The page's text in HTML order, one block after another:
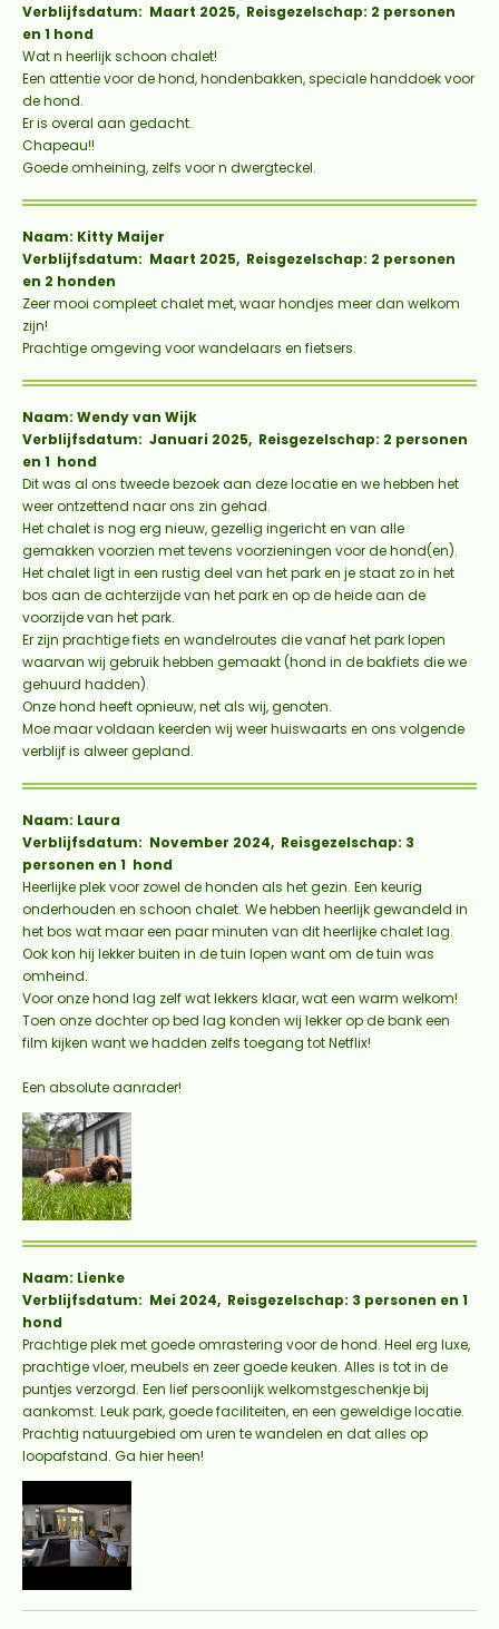
Verblijfsdatum: Maart 2025, Reisgezelschap: 2 personen
en 1 hond
Wat n heerlijk schoon chalet!
Een attentie voor de hond, hondenbakken, speciale handdoek voor
de hond.
Er is overal aan gedacht.
Chapeau!!
Goede omheining, zelfs voor n dwergteckel.
Naam: Kitty Maijer
Verblijfsdatum: Maart 2025, Reisgezelschap: 2 personen
en 2 honden
Zeer mooi compleet chalet met, waar hondjes meer dan welkom
zijn!
Prachtige omgeving voor wandelaars en fietsers.
Naam: Wendy van Wijk
Verblijfsdatum: Januari 2025, Reisgezelschap: 2 personen
en 1 hond
Dit was al ons tweede bezoek aan deze locatie en we hebben het
weer ontzettend naar ons zin gehad.
Het chalet is nog erg nieuw, gezellig ingericht en van alle
gemakken voorzien met tevens voorzieningen voor de hond(en).
Het chalet ligt in een rustig deel van het park en je staat zo in het
bos aan de achterzijde van het park en op de heide aan de
voorzijde van het park.
Er zijn prachtige fiets en wandelroutes die vanaf het park lopen
waarvan wij gebruik hebben gemaakt (hond in de bakfiets die we
gehuurd hadden).
Onze hond heeft opnieuw, net als wij, genoten.
Moe maar voldaan keerden wij weer huiswaarts en ons volgende
verblijf is alweer gepland.
Naam: Laura
Verblijfsdatum: November 2024, Reisgezelschap: 3
personen en 1 hond
Heerlijke plek voor zowel de honden als het gezin. Een keurig
onderhouden en schoon chalet. We hebben heerlijk gewandeld in
het bos wat maar een paar minuten van dit heerlijke chalet lag.
Ook kon hij lekker buiten in de tuin lopen want om de tuin was
omheind.
Voor onze hond lag zelf wat lekkers klaar, wat een warm welkom!
Toen onze dochter op bed lag konden wij lekker op de bank een
film kijken want we hadden zelfs toegang tot Netflix!
Een absolute aanrader!
Naam: Lienke
Verblijfsdatum: Mei 2024, Reisgezelschap: 3 personen en 1
hond
Prachtige plek met goede omrastering voor de hond. Heel erg luxe,
prachtige vloer, meubels en zeer goede keuken. Alles is tot in de
puntjes verzorgd. Een lief persoonlijk welkomstgeschenkje bij
aankomst. Leuk park, goede faciliteiten, en een geweldige locatie.
Prachtig natuurgebied om uren te wandelen en dat alles op
loopafstand. Ga hier heen!